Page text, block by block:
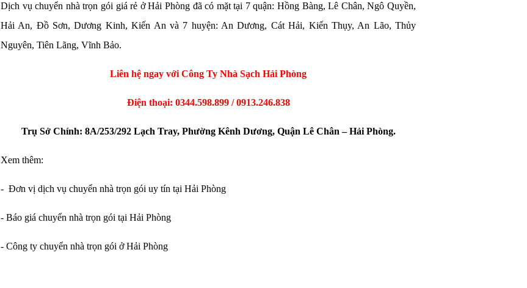
Dịch vụ chuyển nhà trọn gói giá rẻ ở Hải Phòng đã có mặt tại 7 quận: Hồng Bàng, Lê Chân, Ngô Quyền,
Hải An, Đồ Sơn, Dương Kinh, Kiến An và 7 huyện: An Dương, Cát Hải, Kiến Thụy, An Lão, Thủy
Nguyên, Tiên Lãng, Vĩnh Bảo.
Liên hệ ngay với Công Ty Nhà Sạch Hải Phòng
Điện thoại: 0344.598.899 / 0913.246.838
Trụ Sở Chính: 8A/253/292 Lạch Tray, Phường Kênh Dương, Quận Lê Chân – Hải Phòng.
Xem thêm:
- Đơn vị dịch vụ chuyển nhà trọn gói uy tín tại Hải Phòng
- Báo giá chuyển nhà trọn gói tại Hải Phòng
- Công ty chuyển nhà trọn gói ở Hải Phòng